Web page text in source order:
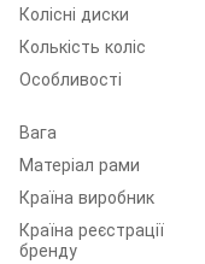
Колісні диски
Колькість коліс
Особливості
Вага
Матеріал рами
Країна виробник
Країна реєстрації
бренду